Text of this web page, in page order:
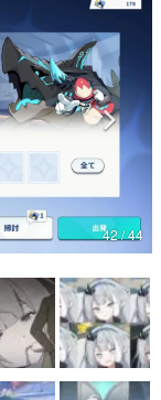
魅力を画面や操作の
派で骨太な評論連載
ームにまつわる言葉
ー文化史研究家・タ
42 / 44